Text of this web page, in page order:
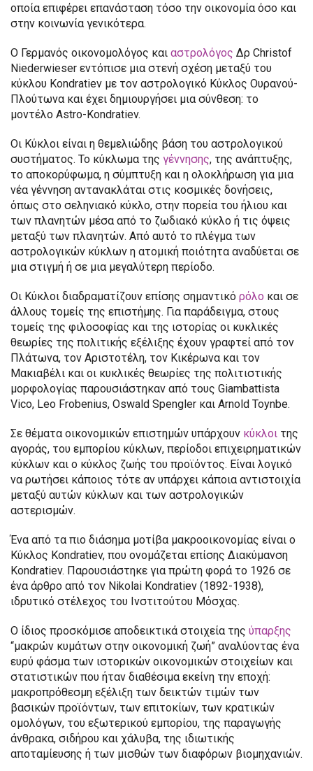
οποία επιφέρει επανάσταση τόσο την οικονομία όσο και
στην κοινωνία γενικότερα.
Ο Γερμανός οικονομολόγος και αστρολόγος Δρ Christof
Niederwieser εντόπισε μια στενή σχέση μεταξύ του
κύκλου Kondratiev με τον αστρολογικό Κύκλος Ουρανού-
Πλούτωνα και έχει δημιουργήσει μια σύνθεση: το
μοντέλο Astro-Kondratiev.
Οι Κύκλοι είναι η θεμελιώδης βάση του αστρολογικού
συστήματος. Το κύκλωμα της γέννησης, της ανάπτυξης,
το αποκορύφωμα, η σύμπτυξη και η ολοκλήρωση για μια
νέα γέννηση αντανακλάται στις κοσμικές δονήσεις,
όπως στο σεληνιακό κύκλο, στην πορεία του ήλιου και
των πλανητών μέσα από το ζωδιακό κύκλο ή τις όψεις
μεταξύ των πλανητών. Από αυτό το πλέγμα των
αστρολογικών κύκλων η ατομική ποιότητα αναδύεται σε
μια στιγμή ή σε μια μεγαλύτερη περίοδο.
Οι Κύκλοι διαδραματίζουν επίσης σημαντικό ρόλο και σε
άλλους τομείς της επιστήμης. Για παράδειγμα, στους
τομείς της φιλοσοφίας και της ιστορίας οι κυκλικές
θεωρίες της πολιτικής εξέλιξης έχουν γραφτεί από τον
Πλάτωνα, τον Αριστοτέλη, τον Κικέρωνα και τον
Μακιαβέλι και οι κυκλικές θεωρίες της πολιτιστικής
μορφολογίας παρουσιάστηκαν από τους Giambattista
Vico, Leo Frobenius, Oswald Spengler και Arnold Toynbe.
Σε θέματα οικονομικών επιστημών υπάρχουν κύκλοι της
αγοράς, του εμπορίου κύκλων, περίοδοι επιχειρηματικών
κύκλων και ο κύκλος ζωής του προϊόντος. Είναι λογικό
να ρωτήσει κάποιος τότε αν υπάρχει κάποια αντιστοιχία
μεταξύ αυτών κύκλων και των αστρολογικών
αστερισμών.
Ένα από τα πιο διάσημα μοτίβα μακροοικονομίας είναι ο
Κύκλος Kondratiev, που ονομάζεται επίσης Διακύμανση
Kondratiev. Παρουσιάστηκε για πρώτη φορά το 1926 σε
ένα άρθρο από τον Nikolai Kondratiev (1892-1938),
ιδρυτικό στέλεχος του Ινστιτούτου Μόσχας.
Ο ίδιος προσκόμισε αποδεικτικά στοιχεία της ύπαρξης
“μακρών κυμάτων στην οικονομική ζωή” αναλύοντας ένα
ευρύ φάσμα των ιστορικών οικονομικών στοιχείων και
στατιστικών που ήταν διαθέσιμα εκείνη την εποχή:
μακροπρόθεσμη εξέλιξη των δεικτών τιμών των
βασικών προϊόντων, των επιτοκίων, των κρατικών
ομολόγων, του εξωτερικού εμπορίου, της παραγωγής
άνθρακα, σιδήρου και χάλυβα, της ιδιωτικής
αποταμίευσης ή των μισθών των διαφόρων βιομηχανιών.